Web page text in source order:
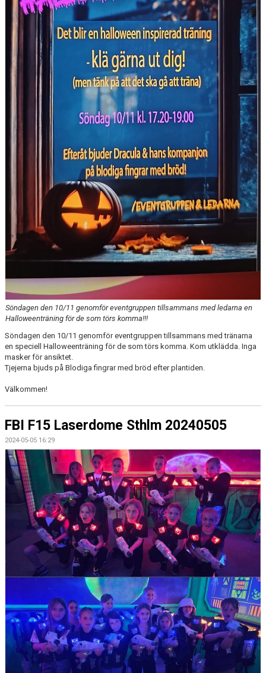
Söndagen den 10/11 genomför eventgruppen tillsammans med ledarna en
Halloweenträning för de som törs komma!!!
Söndagen den 10/11 genomför eventgruppen tillsammans med tränarna
en speciell Halloweenträning för de som törs komma. Kom utklädda. Inga
masker för ansiktet.
Tjejerna bjuds på Blodiga fingrar med bröd efter plantiden.
Välkommen!
FBI F15 Laserdome Sthlm 20240505
2024-05-05 16:29